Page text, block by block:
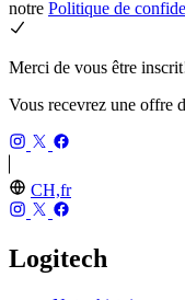
notre Politique de
Merci de vous être
Vous recevrez une offre
CH,fr
Logitech